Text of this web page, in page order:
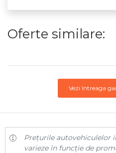
Oferte similare:
Vezi întreaga
Prețurile autovehiculelor
varieze în funcție de